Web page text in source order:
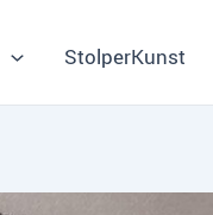
StolperKunst